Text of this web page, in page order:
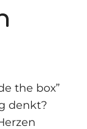
the box”
denkt?